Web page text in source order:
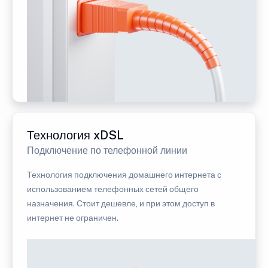
Технология xDSL
Подключение по телефонной линии
Технология подключения домашнего интернета с
использованием телефонных сетей общего
назначения. Стоит дешевле, и при этом доступ в
интернет не ограничен.